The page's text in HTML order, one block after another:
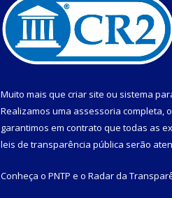
Muito mais que criar site ou sistema
Realizamos uma assessoria completa,
garantimos em contrato que todas as
leis de transparência pública serão
Conheça o PNTP e o Radar da